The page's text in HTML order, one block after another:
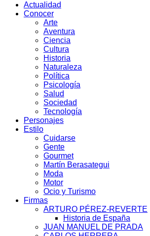
Actualidad
Conocer
Arte
Aventura
Ciencia
Cultura
Historia
Naturaleza
Política
Psicología
Salud
Sociedad
Tecnología
Personajes
Estilo
Cuidarse
Gente
Gourmet
Martín Berasategui
Moda
Motor
Ocio y Turismo
Firmas
ARTURO PÉREZ-REVERTE
Historia de España
JUAN MANUEL DE PRADA